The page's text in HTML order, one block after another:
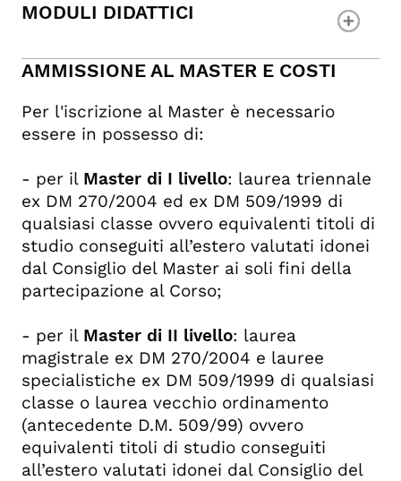
MODULI DIDATTICI
AMMISSIONE AL MASTER E COSTI
Per l'iscrizione al Master è necessario
essere in possesso di:
- per il Master di I livello: laurea triennale
ex DM 270/2004 ed ex DM 509/1999 di
qualsiasi classe ovvero equivalenti titoli di
studio conseguiti all’estero valutati idonei
dal Consiglio del Master ai soli fini della
partecipazione al Corso;
- per il Master di II livello: laurea
magistrale ex DM 270/2004 e lauree
specialistiche ex DM 509/1999 di qualsiasi
classe o laurea vecchio ordinamento
(antecedente D.M. 509/99) ovvero
equivalenti titoli di studio conseguiti
all’estero valutati idonei dal Consiglio del